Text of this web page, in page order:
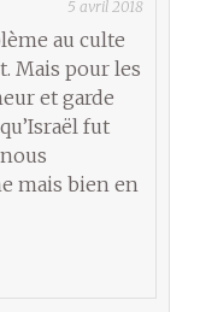
5 avril 2018
au culte
Mais pour les
et garde
fut
mais bien en